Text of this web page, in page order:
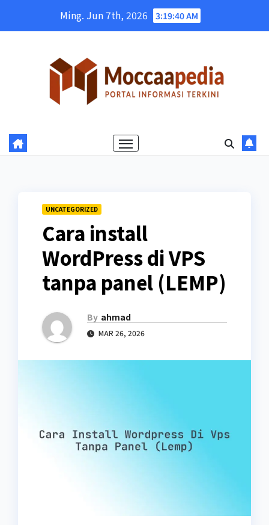
Ming. Jun 7th, 2026 3:19:41 AM
UNCATEGORIZED
Cara install
WordPress di VPS
tanpa panel (LEMP)
By ahmad
MAR 26, 2026